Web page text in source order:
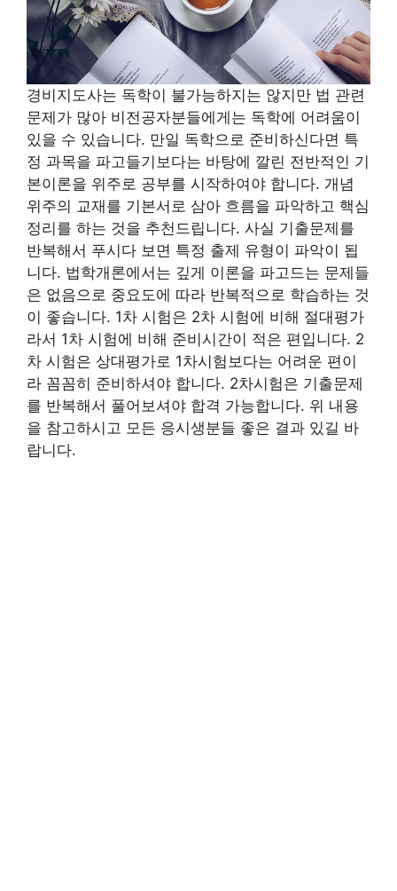
경비지도사는 독학이 불가능하지는 않지만 법 관련
문제가 많아 비전공자분들에게는 독학에 어려움이
있을 수 있습니다. 만일 독학으로 준비하신다면 특
정 과목을 파고들기보다는 바탕에 깔린 전반적인 기
본이론을 위주로 공부를 시작하여야 합니다. 개념
위주의 교재를 기본서로 삼아 흐름을 파악하고 핵심
정리를 하는 것을 추천드립니다. 사실 기출문제를
반복해서 푸시다 보면 특정 출제 유형이 파악이 됩
니다. 법학개론에서는 깊게 이론을 파고드는 문제들
은 없음으로 중요도에 따라 반복적으로 학습하는 것
이 좋습니다. 1차 시험은 2차 시험에 비해 절대평가
라서 1차 시험에 비해 준비시간이 적은 편입니다. 2
차 시험은 상대평가로 1차시험보다는 어려운 편이
라 꼼꼼히 준비하셔야 합니다. 2차시험은 기출문제
를 반복해서 풀어보셔야 합격 가능합니다. 위 내용
을 참고하시고 모든 응시생분들 좋은 결과 있길 바
랍니다.